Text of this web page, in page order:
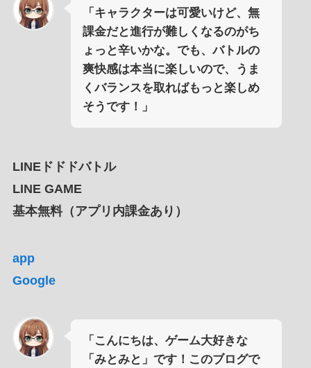
「キャラクターは可愛いけど、無
課金だと進行が難しくなるのがち
ょっと辛いかな。でも、バトルの
爽快感は本当に楽しいので、うま
くバランスを取ればもっと楽しめ
そうです！」
LINEドドドバトル
LINE GAME
基本無料（アプリ内課金あり）
app
Google
「こんにちは、ゲーム大好きな
「みとみと」です！このブログで